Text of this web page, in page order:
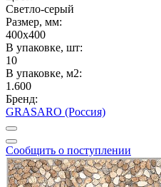
Светло-серый
Размер, мм:
400x400
В упаковке, шт:
10
В упаковке, м2:
1.600
Бренд:
GRASARO (Россия)
Сообщить о поступлении